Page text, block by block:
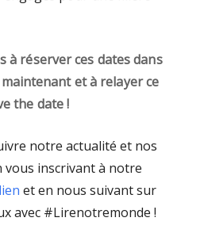
à réserver ces dates dans
et à relayer ce
the date !
notre actualité et nos
vous inscrivant à notre
et en nous suivant sur
avec #Lirenotremonde !